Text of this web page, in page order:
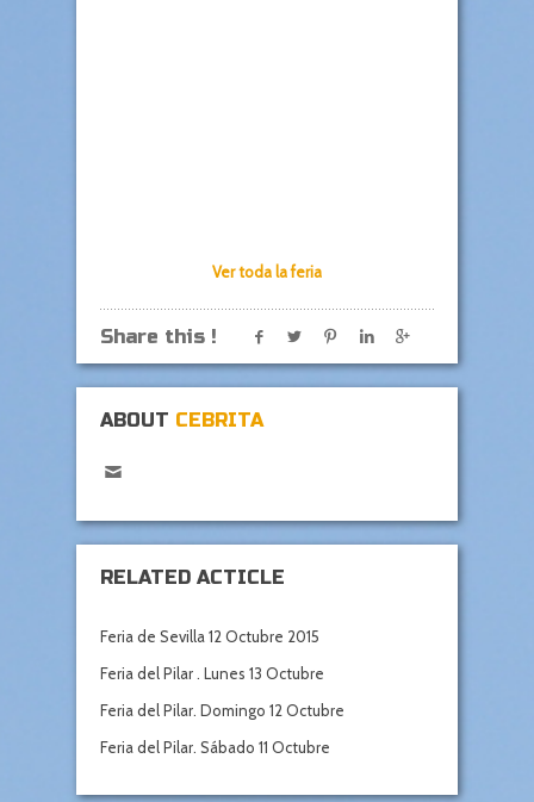
Ver toda la feria
Share this !
ABOUT CEBRITA
RELATED ACTICLE
Feria de Sevilla 12 Octubre 2015
Feria del Pilar . Lunes 13 Octubre
Feria del Pilar. Domingo 12 Octubre
Feria del Pilar. Sábado 11 Octubre